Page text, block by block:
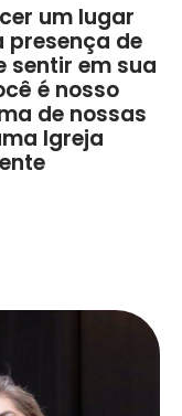
um lugar
presença de
sentir em sua
é nosso
de nossas
Igreja